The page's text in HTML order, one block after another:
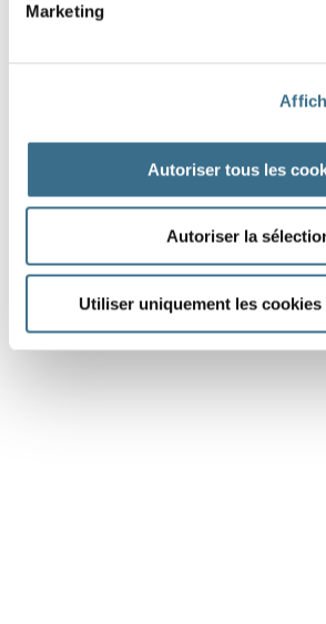
Marketing
Autoriser tous les
Autoriser la
Utiliser uniquement les cookies